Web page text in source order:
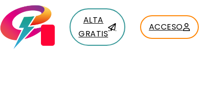
ALTA
GRATIS
ACCESO